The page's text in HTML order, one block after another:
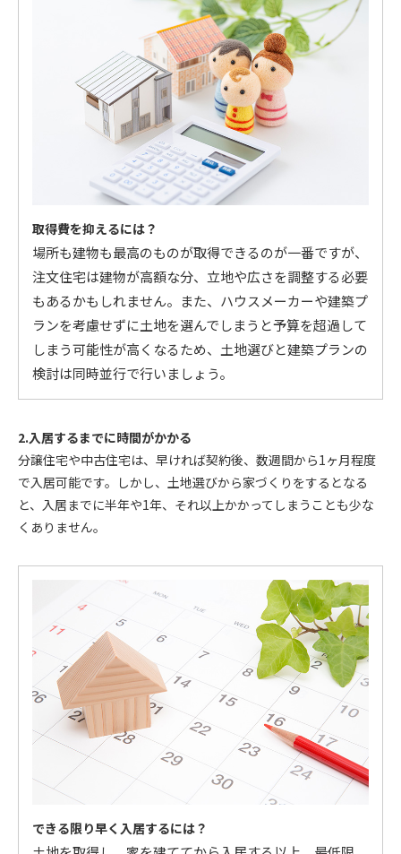
取得費を抑えるには？
場所も建物も最高のものが取得できるのが一番ですが、
注文住宅は建物が高額な分、立地や広さを調整する必要
もあるかもしれません。また、ハウスメーカーや建築プ
ランを考慮せずに土地を選んでしまうと予算を超過して
しまう可能性が高くなるため、土地選びと建築プランの
検討は同時並行で行いましょう。
2.入居するまでに時間がかかる
分譲住宅や中古住宅は、早ければ契約後、数週間から1ヶ月程度
で入居可能です。しかし、土地選びから家づくりをするとなる
と、入居までに半年や1年、それ以上かかってしまうことも少な
くありません。
できる限り早く入居するには？